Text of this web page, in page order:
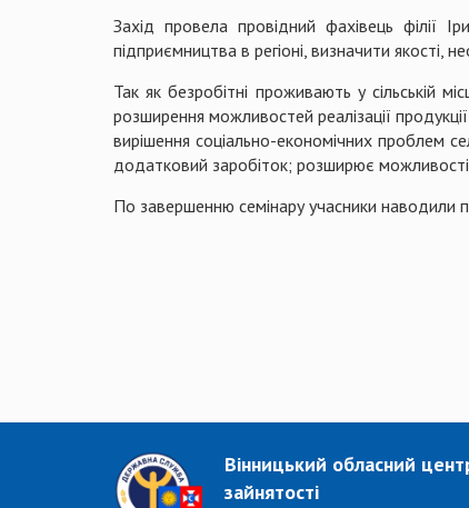
Захід провела провідний фахівець філії
підприємництва в регіоні, визначити якості,
Так як безробітні проживають у сільській
розширення можливостей реалізації
вирішення соціально-економічних проблем
додатковий заробіток; розширює можливості
По завершенню семінару учасники наводили
Вінницький обласний
зайнятості